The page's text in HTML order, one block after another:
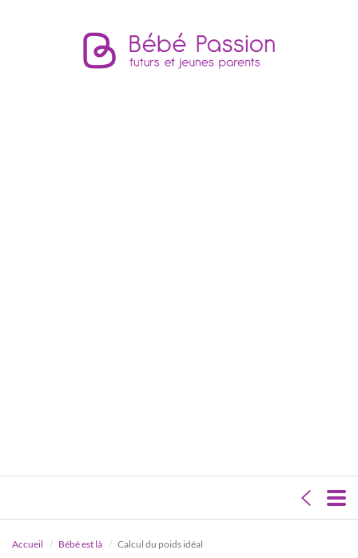
Accueil Bébé est là Calcul du poids idéal